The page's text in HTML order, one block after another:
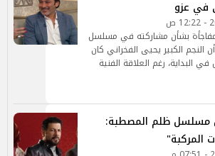
في عزو
مفاجأة بشأن مشاركته في مسلسل
النجم الكبير يحيى الفخراني كان
البداية، رغم العلاقة الفنية
مسلسل ظلم المصطبة:
المركبة"